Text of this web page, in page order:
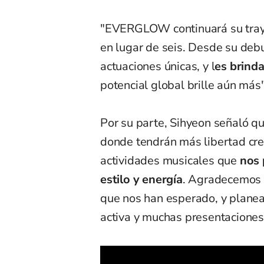
"EVERGLOW continuará su
en lugar de seis. Desde su
actuaciones únicas, y les
potencial global brille aún
Por su parte, Sihyeon señaló
donde tendrán más libertad
actividades musicales que nos
estilo y energía.
que nos han esperado, y
activa y muchas